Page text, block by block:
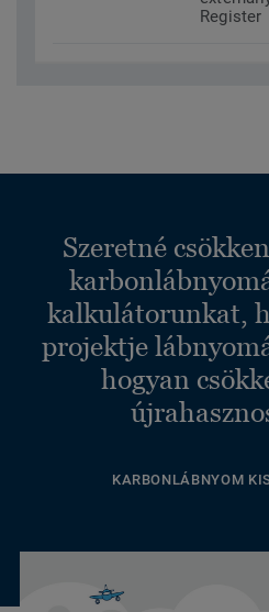
Register
Szeretné
kalkulátorunkat,
projektje
hogyan
KARBONLÁBNYOM